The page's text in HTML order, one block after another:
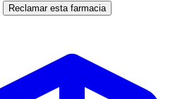
Reclamar esta farmacia